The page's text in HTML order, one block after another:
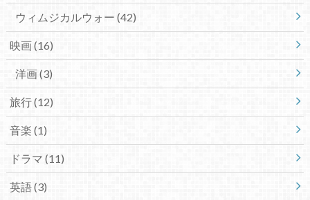
ウィムジカルウォー (42)
映画(16)
洋画(3)
旅行(12)
音楽 (1)
ドラマ (11)
英語(3)